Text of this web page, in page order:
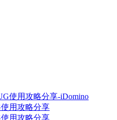
用攻略分享
用攻略分享